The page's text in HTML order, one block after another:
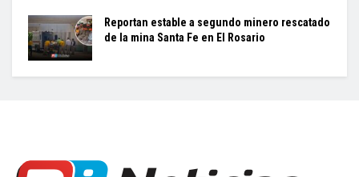
Reportan estable a segundo minero rescatado
de la mina Santa Fe en El Rosario